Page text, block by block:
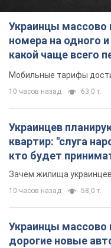
Украинцы массово
номера на одного
какой чаще всего
Мобильные тарифы
10 часов назад 63,0 т.
Украинцев
квартир: "слуга
кто будет
сносе домов
Зачем жилища
10 часов назад 58,0 т.
Украинцы массово
дорогие новые